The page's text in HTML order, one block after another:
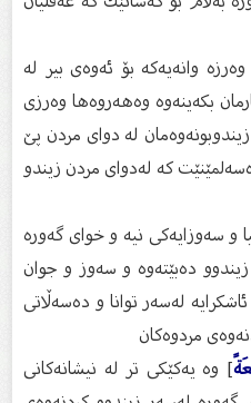
وانەیەكە بۆ ئەوەی بیر لە
بكەینەوە وەهەروەها وەرزی
لە دوای مردن پێ
كە لەدوای مردن زیندو
سەوزایەكی نیە و خوای گەورە
دەبێتەوە و سەوز و جوان
لەسەر توانا و دەسەڵاتی
مردوەكان
] وه‌ یه‌كێكی تر له‌ نیشانه‌كانی